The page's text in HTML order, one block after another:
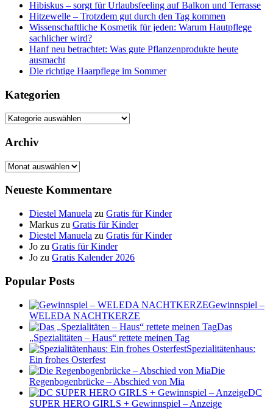
Hibiskus – sorgt für Urlaubsfeeling auf Balkon und Terrasse
Hitzewelle – Trotzdem gut durch den Tag kommen
Wissenschaftliche Kosmetik für jeden: Warum Hautpflege
sachlicher wird?
Hanf neu betrachtet: Was gute Pflanzenprodukte heute
ausmacht
Die richtige Haarpflege im Sommer
Kategorien
Kategorien
Archiv
Archiv
Neueste Kommentare
Diestel Manuela zu Gratis für Kinder
Markus zu Gratis für Kinder
Diestel Manuela zu Gratis für Kinder
Jo zu Gratis für Kinder
Jo zu Gratis Kalender 2026
Popular Posts
Gewinnspiel –
WELEDA NACHTKERZE
Das
„Spezialitäten – Haus“ rettete meinen Tag
Spezialitätenhaus:
Ein frohes Osterfest
Die
Regenbogenbrücke – Abschied von Mia
DC
SUPER HERO GIRLS + Gewinnspiel – Anzeige